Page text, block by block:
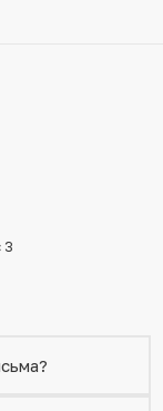
магазина.
возможность
3